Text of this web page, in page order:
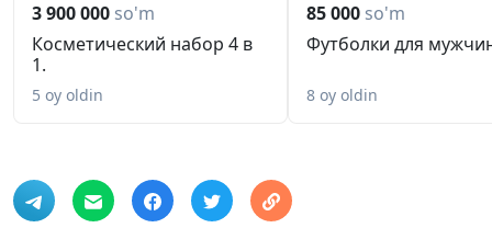
3 900 000 so'm
Косметический набор 4 в
1.
5 oy oldin
85 000 so'm
Футболки для
8 oy oldin